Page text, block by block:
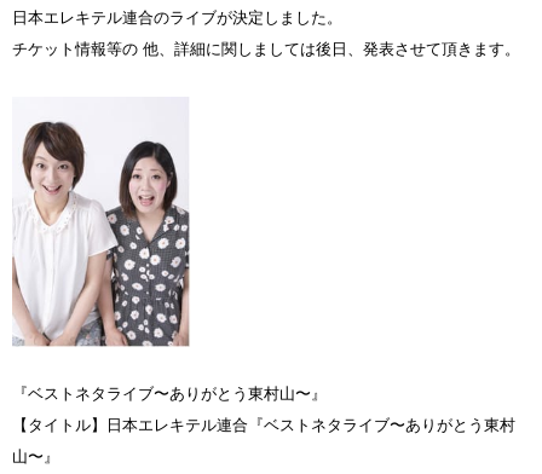
日本エレキテル連合のライブが決定しました。
チケット情報等の 他、詳細に関しましては後日、発表させて頂きます。
『ベストネタライブ〜ありがとう東村山〜』
【タイトル】日本エレキテル連合『ベストネタライブ〜ありがとう東村
山〜』